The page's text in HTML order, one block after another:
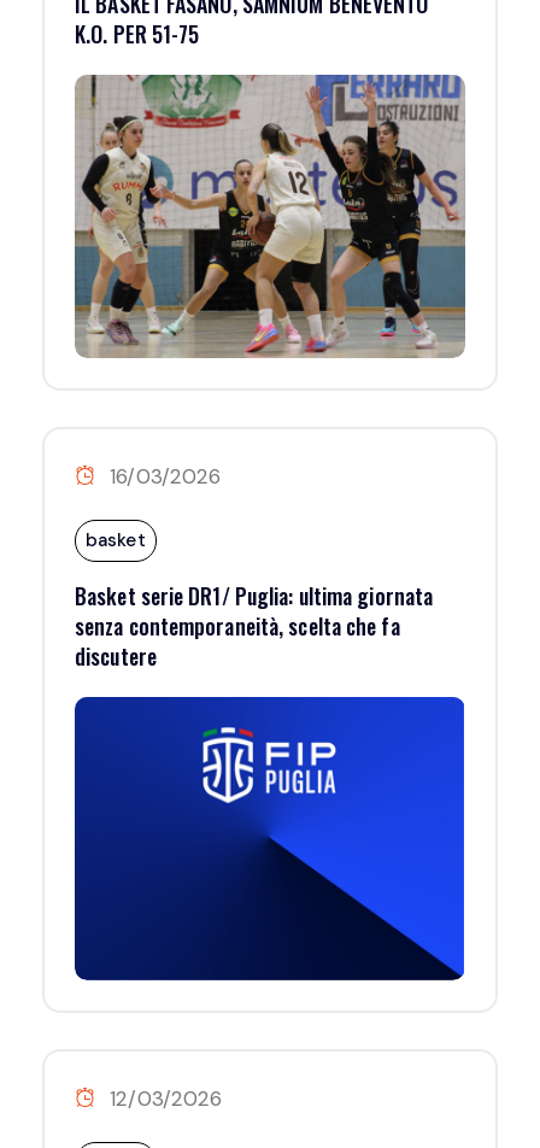
K.O. PER 51-75
16/03/2026
basket
Basket serie DR1/ Puglia: ultima giornata
senza contemporaneità, scelta che fa
discutere
12/03/2026